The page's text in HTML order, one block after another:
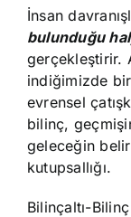
İnsan
bulunduğu
gerçekleştirir.
indiğimizde
evrensel
bilinç,
geleceğin
kutupsallığı.
Bilinçaltı-Bilinç